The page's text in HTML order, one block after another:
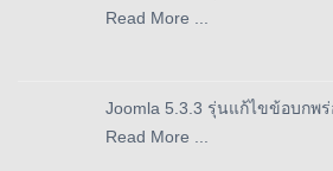
Read More ...
Joomla 5.3.3 รุ่นแก้ไขข้อบกพร่
Read More ...